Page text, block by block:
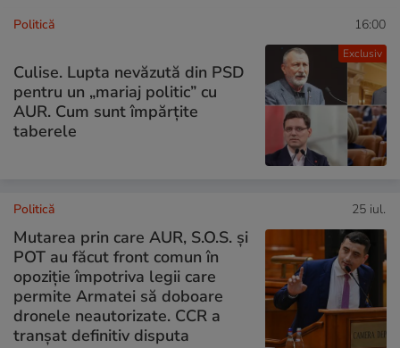
Exclusiv
Politică 16:00
Culise. Lupta nevăzută din PSD
pentru un „mariaj politic” cu
AUR. Cum sunt împărțite
taberele
Politică 25 iul.
Mutarea prin care AUR, S.O.S. și
POT au făcut front comun în
opoziție împotriva legii care
permite Armatei să doboare
dronele neautorizate. CCR a
tranșat definitiv disputa